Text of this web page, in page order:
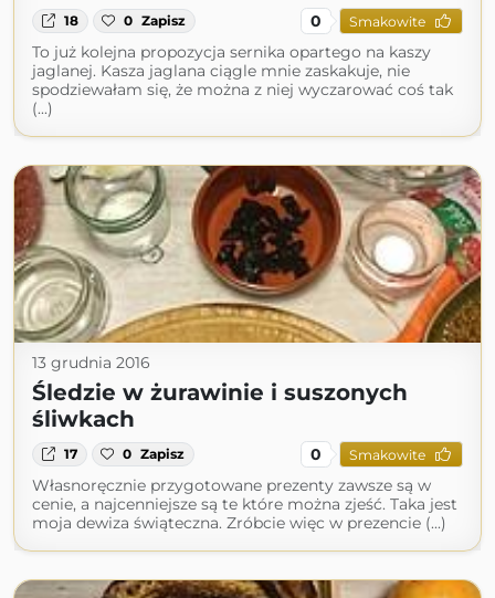
18 0 Zapisz 0 Smakowite
To już kolejna propozycja sernika opartego na kaszy
jaglanej. Kasza jaglana ciągle mnie zaskakuje, nie
spodziewałam się, że można z niej wyczarować coś tak
(...)
13 grudnia 2016
Śledzie w żurawinie i suszonych
śliwkach
17 0 Zapisz 0 Smakowite
Własnoręcznie przygotowane prezenty zawsze są w
cenie, a najcenniejsze są te które można zjeść. Taka jest
moja dewiza świąteczna. Zróbcie więc w prezencie (...)